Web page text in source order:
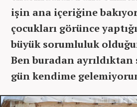
işin ana içeriğine
çocukları görünce
büyük sorumluluk
Ben buradan
gün kendime